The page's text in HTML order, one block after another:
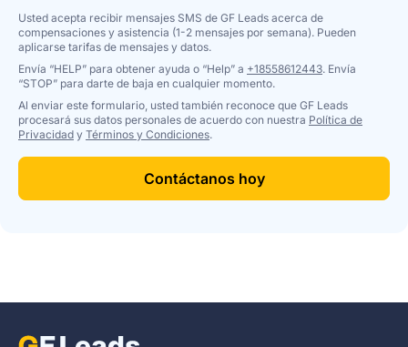
Usted acepta recibir mensajes SMS de GF Leads acerca de
compensaciones y asistencia (1-2 mensajes por semana). Pueden
aplicarse tarifas de mensajes y datos.
Envía “HELP” para obtener ayuda o “Help” a +18558612443. Envía
“STOP” para darte de baja en cualquier momento.
Al enviar este formulario, usted también reconoce que GF Leads
procesará sus datos personales de acuerdo con nuestra Política de
Privacidad y Términos y Condiciones.
Contáctanos hoy